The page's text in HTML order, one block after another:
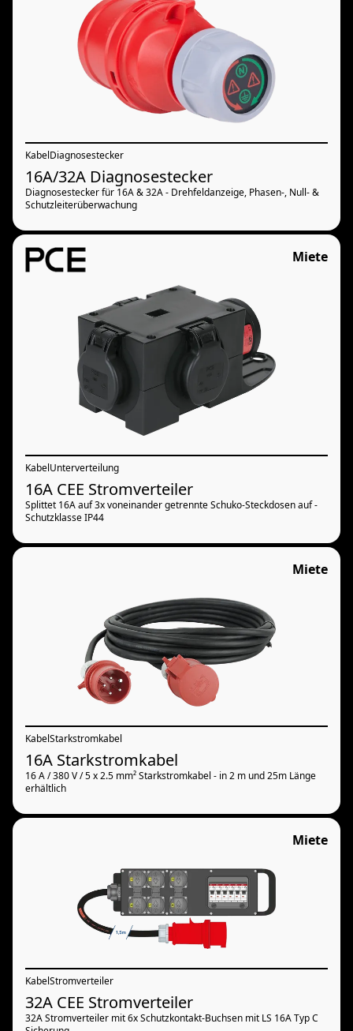
KabelDiagnosestecker
16A/32A Diagnosestecker
Diagnosestecker für 16A & 32A - Drehfeldanzeige, Phasen-, Null- &
Schutzleiterüberwachung
Miete
KabelUnterverteilung
16A CEE Stromverteiler
Splittet 16A auf 3x voneinander getrennte Schuko-Steckdosen auf -
Schutzklasse IP44
Miete
KabelStarkstromkabel
16A Starkstromkabel
16 A / 380 V / 5 x 2.5 mm² Starkstromkabel - in 2 m und 25m Länge
erhältlich
Miete
KabelStromverteiler
32A CEE Stromverteiler
32A Stromverteiler mit 6x Schutzkontakt-Buchsen mit LS 16A Typ C